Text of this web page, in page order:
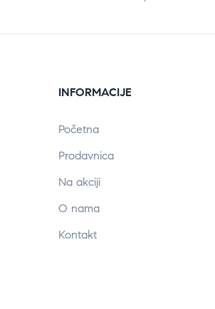
INFORMACIJE
Početna
Prodavnica
Na akciji
O nama
Kontakt